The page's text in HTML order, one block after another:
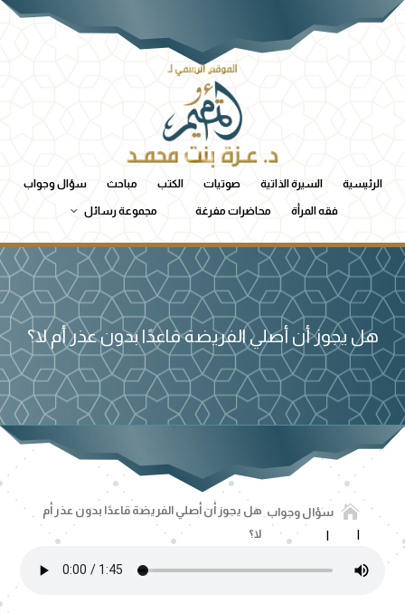
الرئيسية السيرة الذاتية صوتيات الكتب مباحث سؤال وجواب
فقه المرأة محاضرات مفرغة مجموعة رسائل
هل يجوز أن أصلي الفريضة قاعدًا بدون عذر أم لا؟
 سؤال وجواب هل يجوز أن أصلي الفريضة قاعدًا بدون عذر أم
لا؟